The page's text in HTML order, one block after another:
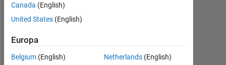
0
Following:
0
Canada (English)
United States (English)
Europa
Belgium (English)
Netherlands (English)